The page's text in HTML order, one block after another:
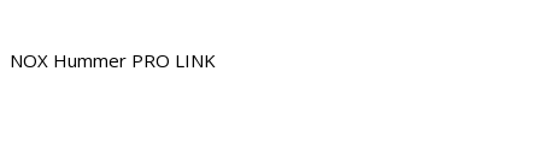
NOX Hummer PRO LINK